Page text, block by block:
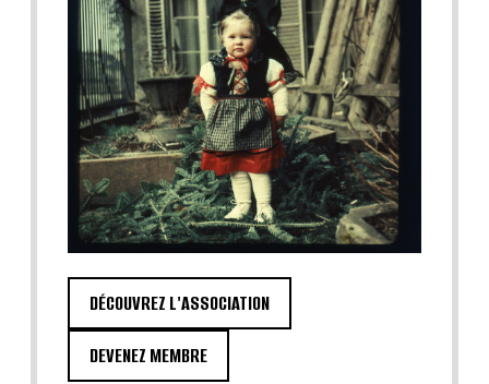
DÉCOUVREZ L'ASSOCIATION
DEVENEZ MEMBRE